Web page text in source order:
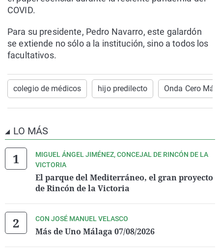
COVID.
Para su presidente, Pedro Navarro, este galardón
se extiende no sólo a la institución, sino a todos los
facultativos.
colegio de médicos hijo predilecto Onda Cero
LO MÁS
MIGUEL ÁNGEL JIMÉNEZ, CONCEJAL DE RINCÓN DE LA
VICTORIA
El parque del Mediterráneo, el gran proyecto
de Rincón de la Victoria
CON JOSÉ MANUEL VELASCO
Más de Uno Málaga 07/08/2026